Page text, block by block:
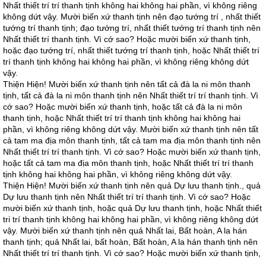
Nhất thiết trí trí thanh tịnh không hai không hai phần, vì không riêng
không dứt vậy. Mười biến xứ thanh tịnh nên đạo tướng trí , nhất thiết
tướng trí thanh tịnh; đạo tướng trí, nhất thiết tướng trí thanh tịnh nên
Nhất thiết trí thanh tịnh. Vì cớ sao? Hoặc mười biến xứ thanh tịnh,
hoặc đạo tướng trí, nhất thiết tướng trí thanh tịnh, hoặc Nhất thiết trí
trí thanh tịnh không hai không hai phần, vì không riêng không dứt
vậy.
Thiện Hiện! Mười biến xứ thanh tịnh nên tất cả đà la ni môn thanh
tịnh, tất cả đà la ni môn thanh tịnh nên Nhất thiết trí trí thanh tịnh. Vì
cớ sao? Hoặc mười biến xứ thanh tịnh, hoặc tất cả đà la ni môn
thanh tịnh, hoặc Nhất thiết trí trí thanh tịnh không hai không hai
phần, vì không riêng không dứt vậy. Mười biến xứ thanh tịnh nên tất
cả tam ma địa môn thanh tịnh, tất cả tam ma địa môn thanh tịnh nên
Nhất thiết trí trí thanh tịnh. Vì cớ sao? Hoặc mười biến xứ thanh tịnh,
hoặc tất cả tam ma địa môn thanh tịnh, hoặc Nhất thiết trí trí thanh
tịnh không hai không hai phần, vì không riêng không dứt vậy.
Thiện Hiện! Mười biến xứ thanh tịnh nên quả Dự lưu thanh tịnh., quả
Dự lưu thanh tịnh nên Nhất thiết trí trí thanh tịnh. Vì cớ sao? Hoặc
mười biến xứ thanh tịnh, hoặc quả Dự lưu thanh tịnh, hoặc Nhất thiết
tri trí thanh tịnh không hai không hai phần, vì không riêng không dứt
vậy. Mười biến xứ thanh tịnh nên quả Nhất lai, Bất hoàn, A la hán
thanh tịnh; quả Nhất lai, bất hoàn, Bất hoàn, A la hán thanh tịnh nên
Nhất thiết trí trí thanh tịnh. Vì cớ sao? Hoặc mười biến xứ thanh tịnh,